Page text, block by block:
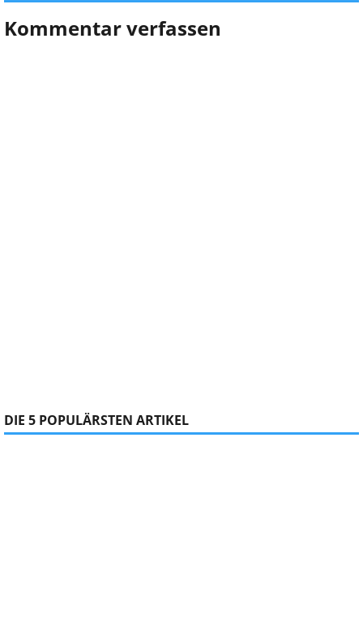
Kommentar verfassen
DIE 5 POPULÄRSTEN ARTIKEL